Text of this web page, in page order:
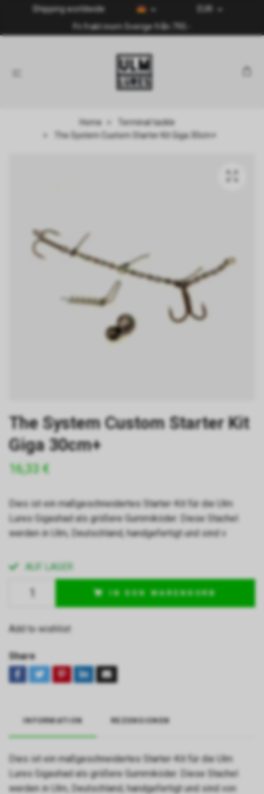
Shipping worldwide
Fri frakt inom Sverige från 795:-
Home
Terminal tackle
The System Custom Starter Kit Giga 30cm+
The System Custom Starter Kit
Giga 30cm+
16,33 €
Dies ist ein maßgeschneidertes Starter-Kit für die Ulm
Lures Gigashad als größere Gummiköder. Diese Stachel
werden in Ulm, Deutschland, handgefertigt und sind v
AUF LAGER
IN DEN WARENKORB
Add to wishlist
Share
INFORMATION REZENSIONEN
Dies ist ein maßgeschneidertes Starter-Kit für die Ulm
Lures Gigashad als größere Gummiköder. Diese Stachel
werden in Ulm, Deutschland, handgefertigt und sind von